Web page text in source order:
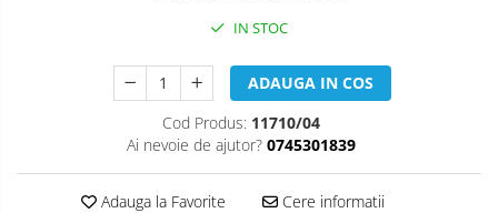
IN STOC
ADAUGA IN COS
Cod Produs: 11710/04
Ai nevoie de ajutor? 0745301839
Adauga la Favorite Cere informatii